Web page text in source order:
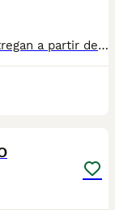
FINANCIAMOS. perritos preciosos, se entregan a partir de 2 meses y medio de edad, con mínimo 2 vacunas y 2 desparasitaciones. Se entregan con garantía vírica y genética. Con el microchip, su cartilla oficial, contrato de compra y factura. Compra responsablemente en un criador especializado, oficial y homologado con núcleo zoológico. Llámanos para más información. Los precios varían en función de la raza, edad, color y línea del cachorros